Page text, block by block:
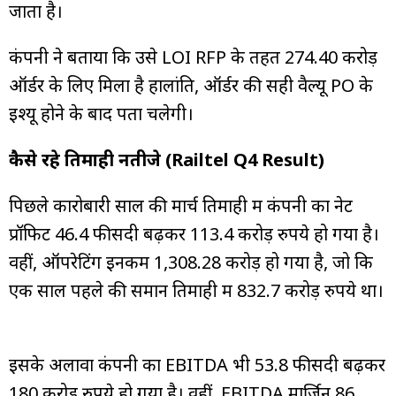
जाता है।
कंपनी ने बताया कि उसे LOI RFP के तहत 274.40 करोड़
ऑर्डर के लिए मिला है हालांति, ऑर्डर की सही वैल्यू PO के
इश्यू होने के बाद पता चलेगी।
कैसे रहे तिमाही नतीजे (Railtel Q4 Result)
पिछले कारोबारी साल की मार्च तिमाही में कंपनी का नेट
प्रॉफिट 46.4 फीसदी बढ़कर 113.4 करोड़ रुपये हो गया है।
वहीं, ऑपरेटिंग इनकम ₹1,308.28 करोड़ हो गया है, जो कि
एक साल पहले की समान तिमाही में 832.7 करोड़ रुपये था।
इसके अलावा कंपनी का EBITDA भी 53.8 फीसदी बढ़कर